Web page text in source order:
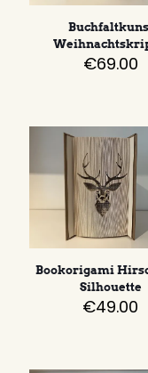
€69.00
Bookorigami
Silhouette
€49.00